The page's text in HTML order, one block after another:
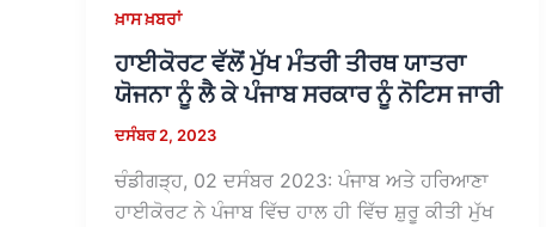
ਖ਼ਾਸ ਖ਼ਬਰਾਂ
ਹਾਈਕੋਰਟ ਵੱਲੋਂ ਮੁੱਖ ਮੰਤਰੀ ਤੀਰਥ ਯਾਤਰਾ
ਯੋਜਨਾ ਨੂੰ ਲੈ ਕੇ ਪੰਜਾਬ ਸਰਕਾਰ ਨੂੰ ਨੋਟਿਸ ਜਾਰੀ
ਦਸੰਬਰ 2, 2023
ਚੰਡੀਗੜ੍ਹ, 02 ਦਸੰਬਰ 2023: ਪੰਜਾਬ ਅਤੇ ਹਰਿਆਣਾ
ਹਾਈਕੋਰਟ ਨੇ ਪੰਜਾਬ ਵਿੱਚ ਹਾਲ ਹੀ ਵਿੱਚ ਸ਼ੁਰੂ ਕੀਤੀ ਮੁੱਖ